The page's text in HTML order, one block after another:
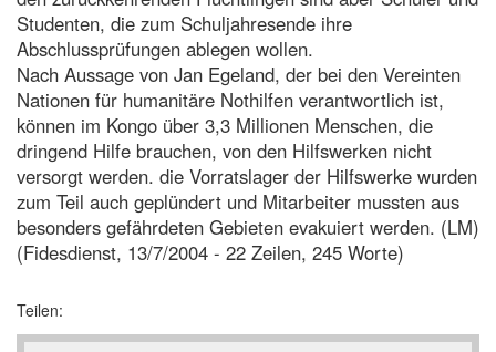
Studenten, die zum Schuljahresende ihre
Abschlussprüfungen ablegen wollen.
Nach Aussage von Jan Egeland, der bei den Vereinten
Nationen für humanitäre Nothilfen verantwortlich ist,
können im Kongo über 3,3 Millionen Menschen, die
dringend Hilfe brauchen, von den Hilfswerken nicht
versorgt werden. die Vorratslager der Hilfswerke wurden
zum Teil auch geplündert und Mitarbeiter mussten aus
besonders gefährdeten Gebieten evakuiert werden. (LM)
(Fidesdienst, 13/7/2004 - 22 Zeilen, 245 Worte)
Teilen: